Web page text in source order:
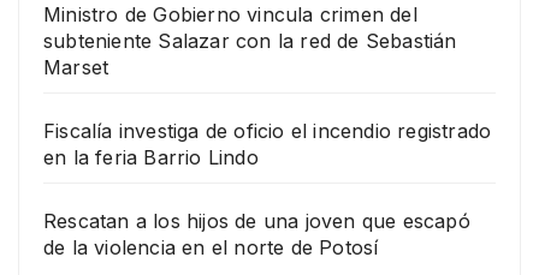
Ministro de Gobierno vincula crimen del
subteniente Salazar con la red de Sebastián
Marset
Fiscalía investiga de oficio el incendio registrado
en la feria Barrio Lindo
Rescatan a los hijos de una joven que escapó
de la violencia en el norte de Potosí